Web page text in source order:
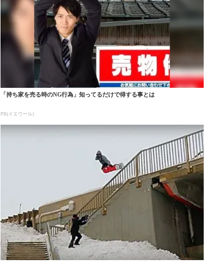
「持ち家を売る時のNG行為」知ってるだけで得する事とは
PR(イエウール)